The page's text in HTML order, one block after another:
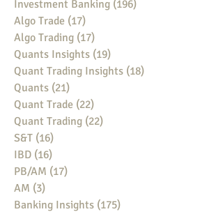
Investment Banking (196)
Algo Trade (17)
Algo Trading (17)
Quants Insights (19)
Quant Trading Insights (18)
Quants (21)
Quant Trade (22)
Quant Trading (22)
S&T (16)
IBD (16)
PB/AM (17)
AM (3)
Banking Insights (175)